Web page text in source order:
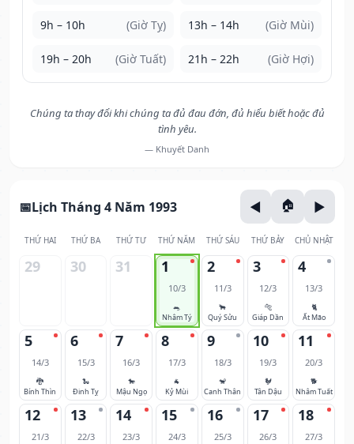
9h – 10h (Giờ Tỵ) 13h – 14h (Giờ Mùi)
19h – 20h (Giờ Tuất) 21h – 22h (Giờ Hợi)
Chúng ta thay đổi khi chúng ta đủ đau đớn, đủ hiểu biết hoặc đủ
tình yêu.
— Khuyết Danh
Lịch Tháng 4 Năm 1993
THỨ HAI THỨ BA THỨ TƯ THỨ NĂM THỨ SÁU THỨ BẢY CHỦ NHẬT
29 30 31 1
10/3
🐀
Nhâm Tý
2
11/3
🐂
Quý Sửu
3
12/3
🐅
Giáp Dần
4
13/3
🐈
Ất Mão
5
14/3
🐉
Bính Thìn
6
15/3
🐍
Đinh Tỵ
7
16/3
🐎
Mậu Ngọ
8
17/3
🐐
Kỷ Mùi
9
18/3
🐒
Canh Thân
10
19/3
🐓
Tân Dậu
11
20/3
🐕
Nhâm Tuất
12
21/3
13
22/3
14
23/3
15
24/3
16
25/3
17
26/3
18
27/3